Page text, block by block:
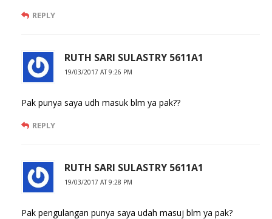
REPLY
RUTH SARI SULASTRY 5611A1
19/03/2017 AT 9:26 PM
Pak punya saya udh masuk blm ya pak??
REPLY
RUTH SARI SULASTRY 5611A1
19/03/2017 AT 9:28 PM
Pak pengulangan punya saya udah masuj blm ya pak?